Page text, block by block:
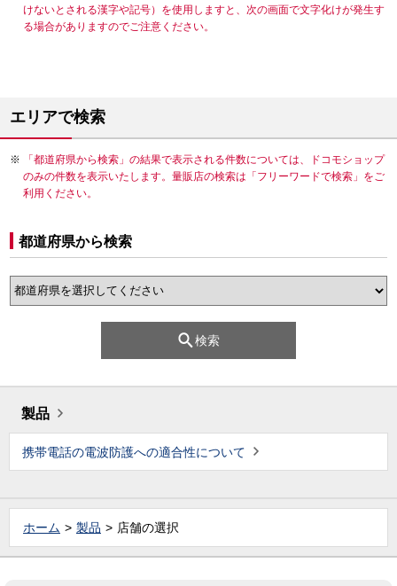
けないとされる漢字や記号）を使用しますと、次の画面で文字化けが発生す
る場合がありますのでご注意ください。
エリアで検索
「都道府県から検索」の結果で表示される件数については、ドコモショップ
のみの件数を表示いたします。量販店の検索は「フリーワードで検索」をご
利用ください。
都道府県から検索
検索
製品
携帯電話の電波防護への適合性について
ホーム 製品 店舗の選択